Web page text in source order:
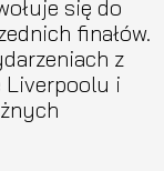
się do
finałów.
z
Liverpoolu i